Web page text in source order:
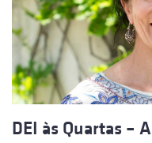
DEI às Quartas –